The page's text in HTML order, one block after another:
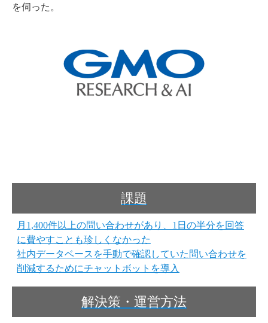
を伺った。
課題
月1,400件以上の問い合わせがあり、1日の半分を回答
に費やすことも珍しくなかった
社内データベースを手動で確認していた問い合わせを
削減するためにチャットボットを導入
解決策・運営方法